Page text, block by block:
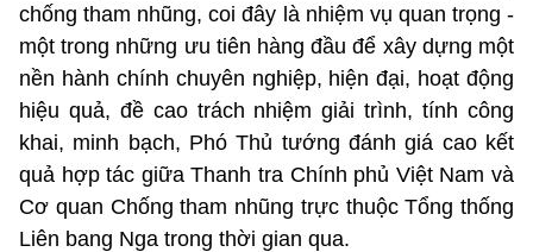
chống tham nhũng, coi đây là nhiệm vụ quan trọng -
một trong những ưu tiên hàng đầu để xây dựng một
nền hành chính chuyên nghiệp, hiện đại, hoạt động
hiệu quả, đề cao trách nhiệm giải trình, tính công
khai, minh bạch, Phó Thủ tướng đánh giá cao kết
quả hợp tác giữa Thanh tra Chính phủ Việt Nam và
Cơ quan Chống tham nhũng trực thuộc Tổng thống
Liên bang Nga trong thời gian qua.